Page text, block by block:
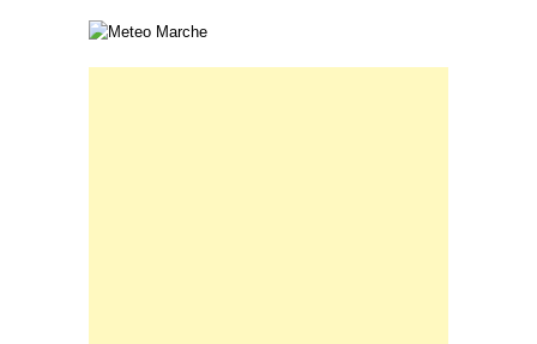
Carta meteorologica delle Marche